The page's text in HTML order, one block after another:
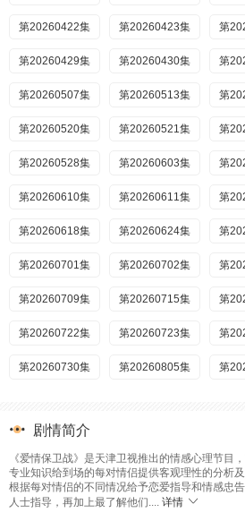
第20260422集 第20260423集 第
第20260429集 第20260430集 第
第20260507集 第20260513集 第
第20260520集 第20260521集 第
第20260528集 第20260603集 第
第20260610集 第20260611集 第
第20260618集 第20260624集 第
第20260701集 第20260702集 第
第20260709集 第20260715集 第
第20260722集 第20260723集 第
第20260730集 第20260805集 第
剧情简介
《爱情保卫战》是天津卫视推出的情感心理节目
专业知识给到场的每对情侣提供客观理性的分析
根据每对情侣的不同情况给予恋爱指导和情感忠
人士指导，再加上最了解他们.... 详情